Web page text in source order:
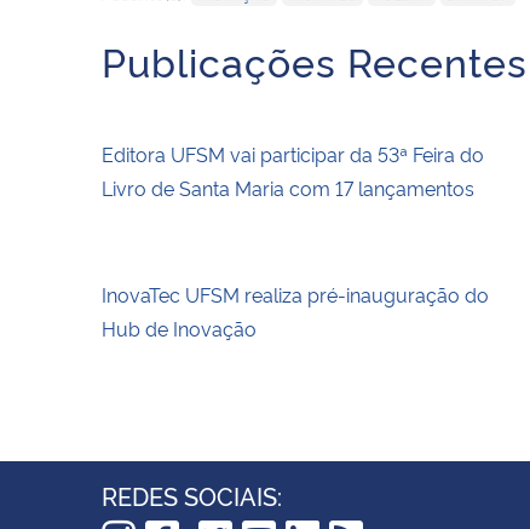
Publicações Recentes
Editora UFSM vai participar da 53ª Feira do
Livro de Santa Maria com 17 lançamentos
InovaTec UFSM realiza pré-inauguração do
Hub de Inovação
REDES SOCIAIS: